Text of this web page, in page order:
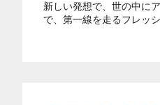
新しい発想で、世の中に
で、第一線を走るフレッ